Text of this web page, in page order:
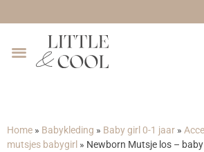
Home » Babykleding » Baby girl 0-1 jaar »
mutsjes babygirl » Newborn Mutsje los –